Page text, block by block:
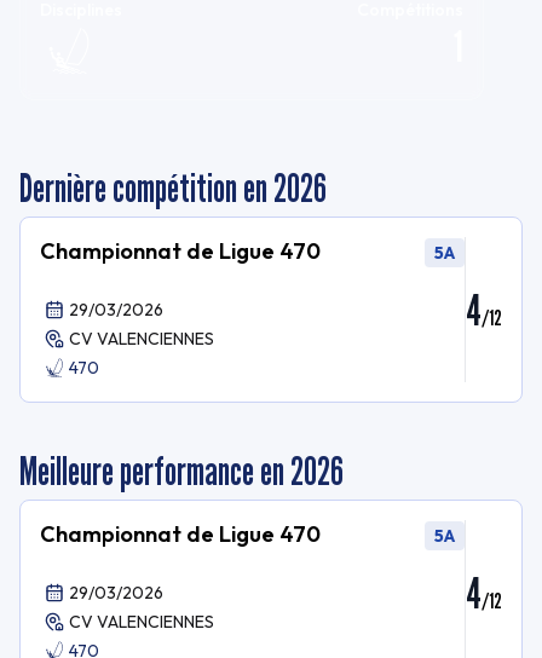
Dernière compétition en 2026
Championnat de Ligue 470 5A
29/03/2026
CV VALENCIENNES
470
4/12
Meilleure performance en 2026
Championnat de Ligue 470 5A
29/03/2026
CV VALENCIENNES
470
4/12